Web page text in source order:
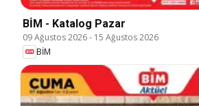
BİM - Katalog Pazar
09 Ağustos 2026- 15 Ağustos 2026
BİM